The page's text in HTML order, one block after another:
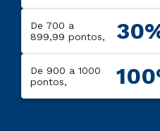
De 700 a
899,99 pontos,
De 900 a 1000
pontos,